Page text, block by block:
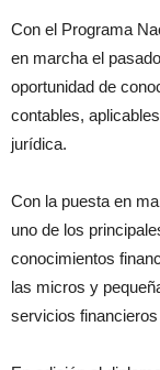
Con el Programa
en marcha el
oportunidad de
contables,
jurídica.
Con la puesta en
uno de los
conocimientos
las micros y
servicios